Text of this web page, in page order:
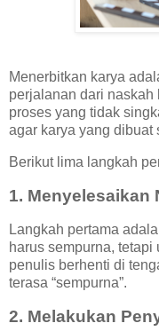
Menerbitkan karya
perjalanan dari
proses yang tidak
agar karya yang dibuat
Berikut lima langkah
1. Menyelesaikan
Langkah pertama
harus sempurna,
penulis berhenti di
terasa “sempurna”.
2. Melakukan